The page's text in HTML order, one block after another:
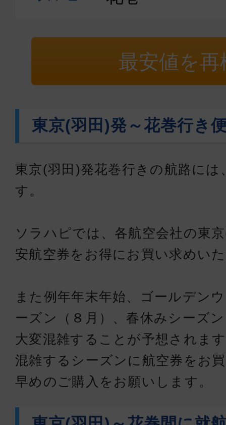
最安値を再
東京(羽田)発～花巻行き
東京(羽田)発花巻行きの航路に
す。
ソラハピでは、各航空会社の東
安航空券をお得にお買い求めい
また例年年末年始、ゴールデン
ーズン（８月）、春休みシーズ
大変混雑することが予想されま
混雑するシーズンに航空券をお
早めのご購入をお願いします。